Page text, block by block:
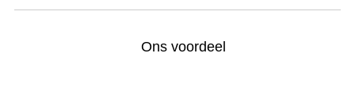
Ons voordeel